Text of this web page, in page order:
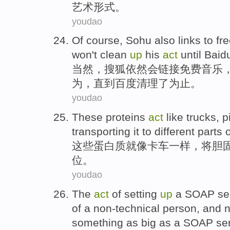
艺术形式。
youdao
Of course, Sohu also links to
won't clean up his act until
当然 ， 搜狐依然会链接免费音乐
为 ，直到百度清理了为止。
youdao
These proteins act like trucks,
transporting it to different parts
这些蛋白质就像卡车一样 ， 将胆
位。
youdao
The act of setting up a SOAP
of a non-technical person, and
something as big as a SOAP